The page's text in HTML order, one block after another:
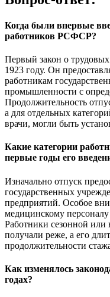
Когда были впервые
работников РСФСР?
Первый закон о
1923 году. Он
работникам
промышленности с
Продолжительность
а для отдельных
врачи, могли быть
Какие категории
первые годы его
Изначально отпуск
государственных
предприятий. Особое
медицинскому
Работники сезонной или
получали реже, а его
продолжительности
Как изменялось
годах?